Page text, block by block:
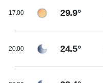
17.00 29.9°
20.00 24.5°